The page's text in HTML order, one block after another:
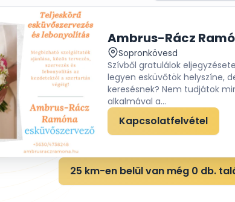
Sopronkövesd
Szívből gratulálok
legyen esküvőtök helyszíne,
keresésnek? Nem tudjátok
alkalmával a...
Kapcsolatfelvétel
25 km-en belül van még 0 db.